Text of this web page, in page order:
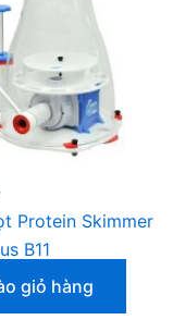
Protein Skimmer
B11
giỏ hàng